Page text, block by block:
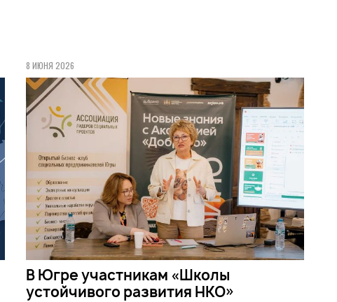
8 ИЮНЯ 2026
В Югре участникам «Школы
устойчивого развития НКО»